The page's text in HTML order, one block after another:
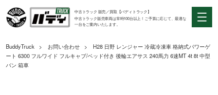
中古トラック 販売／買取【バディトラック】
中古トラック販売車両は常時100台以上！ご予算に応じて、最適な
一台をご案内いたします。
BuddyTruck お問い合わせ
H28 日野 レンジャー 冷蔵冷凍車 格納式パワーゲ
ート 6300 フルワイド フルキャブ/ベッド付き 後輪エアサス 240馬力 6速MT 4t 8t 中型
バン 箱車